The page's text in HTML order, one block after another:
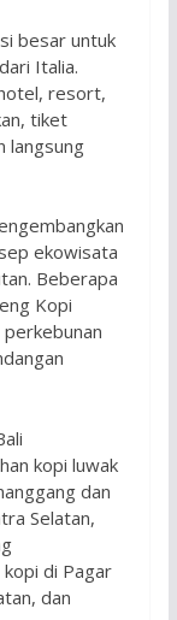
besar untuk
Italia.
resort,
tiket
langsung
ekowisata
Beberapa
Kopi
kopi luwak
dan
Selatan,
di Pagar
dan